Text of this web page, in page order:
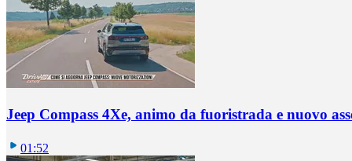
Jeep Compass 4Xe, animo da fuoristrada e nuovo
01:52